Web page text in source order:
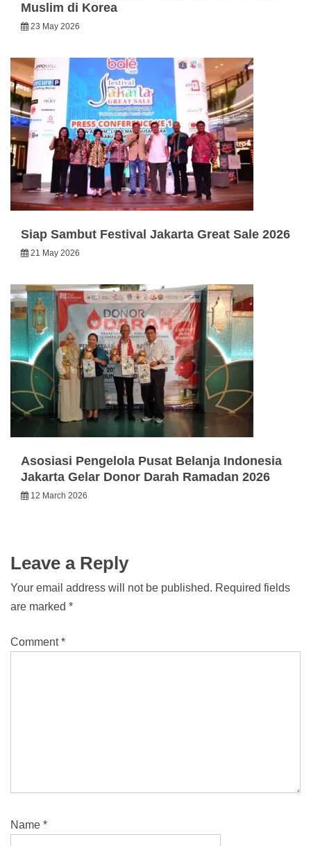
Muslim di Korea
23 May 2026
Siap Sambut Festival Jakarta Great Sale 2026
21 May 2026
Asosiasi Pengelola Pusat Belanja Indonesia
Jakarta Gelar Donor Darah Ramadan 2026
12 March 2026
Leave a Reply
Your email address will not be published. Required fields
are marked *
Comment*
Name *